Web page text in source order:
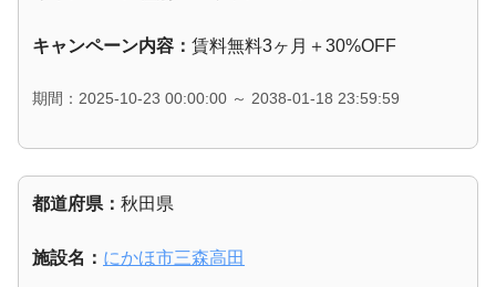
キャンペーン内容： 賃料無料3ヶ月＋30%OFF
期間：2025-10-23 00:00:00 ～ 2038-01-18 23:59:59
都道府県： 秋田県
施設名： にかほ市三森高田